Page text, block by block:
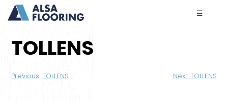
☰
TOLLENS
Navigation
Previous: TOLLENS Next: TOLLENS